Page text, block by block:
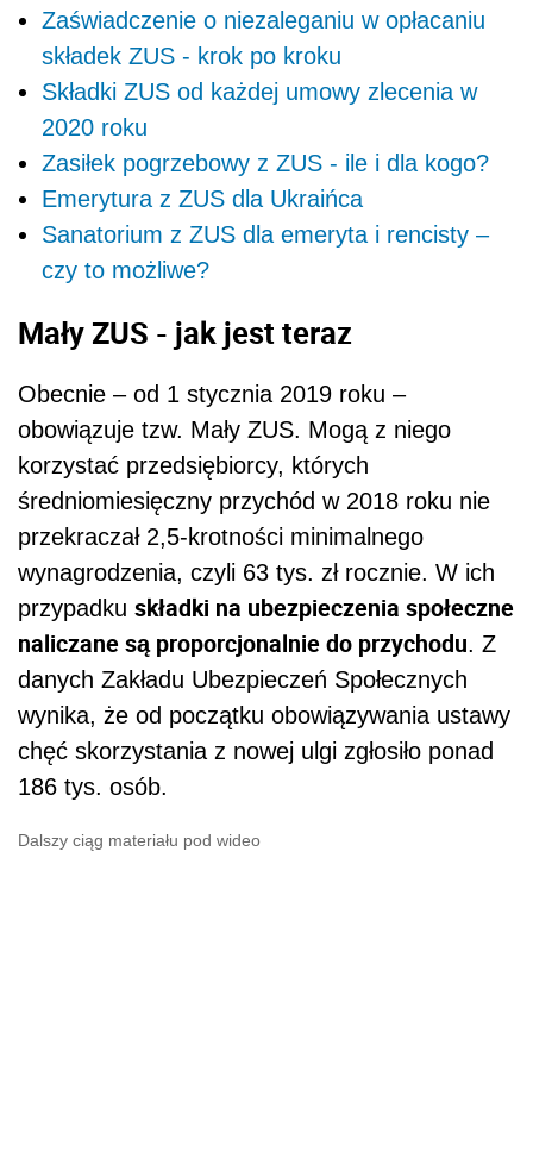
Zaświadczenie o niezaleganiu w opłacaniu
składek ZUS - krok po kroku
Składki ZUS od każdej umowy zlecenia w
2020 roku
Zasiłek pogrzebowy z ZUS - ile i dla kogo?
Emerytura z ZUS dla Ukraińca
Sanatorium z ZUS dla emeryta i rencisty –
czy to możliwe?
Mały ZUS - jak jest teraz
Obecnie – od 1 stycznia 2019 roku –
obowiązuje tzw. Mały ZUS. Mogą z niego
korzystać przedsiębiorcy, których
średniomiesięczny przychód w 2018 roku nie
przekraczał 2,5-krotności minimalnego
wynagrodzenia, czyli 63 tys. zł rocznie. W ich
przypadku składki na ubezpieczenia społeczne
naliczane są proporcjonalnie do przychodu. Z
danych Zakładu Ubezpieczeń Społecznych
wynika, że od początku obowiązywania ustawy
chęć skorzystania z nowej ulgi zgłosiło ponad
186 tys. osób.
Dalszy ciąg materiału pod wideo